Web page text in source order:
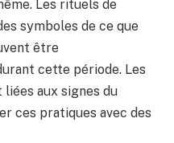
Les rituels de
symboles de ce que
être
cette période. Les
liées aux signes du
ces pratiques avec des